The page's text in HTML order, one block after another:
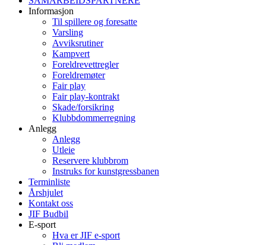
Informasjon
Til spillere og foresatte
Varsling
Avviksrutiner
Kampvert
Foreldrevettregler
Foreldremøter
Fair play
Fair play-kontrakt
Skade/forsikring
Klubbdommerregning
Anlegg
Anlegg
Utleie
Reservere klubbrom
Instruks for kunstgressbanen
Terminliste
Årshjulet
Kontakt oss
JIF Budbil
E-sport
Hva er JIF e-sport